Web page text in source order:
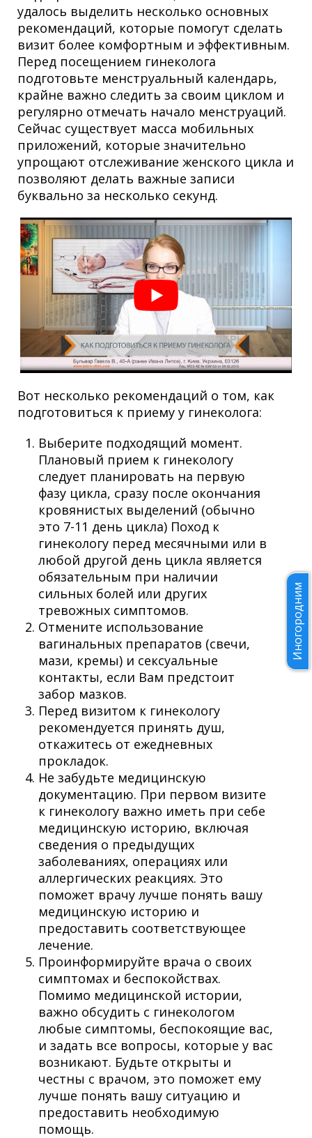
удалось выделить несколько основных
рекомендаций, которые помогут сделать
визит более комфортным и эффективным.
Перед посещением гинеколога
подготовьте менструальный календарь,
крайне важно следить за своим циклом и
регулярно отмечать начало менструаций.
Сейчас существует масса мобильных
приложений, которые значительно
упрощают отслеживание женского цикла и
позволяют делать важные записи
буквально за несколько секунд.
Вот несколько рекомендаций о том, как
подготовиться к приему у гинеколога:
Выберите подходящий момент.
Плановый прием к гинекологу
следует планировать на первую
фазу цикла, сразу после окончания
кровянистых выделений (обычно
это 7-11 день цикла) Поход к
гинекологу перед месячными или в
любой другой день цикла является
обязательным при наличии
сильных болей или других
тревожных симптомов.
Отмените использование
вагинальных препаратов (свечи,
мази, кремы) и сексуальные
контакты, если Вам предстоит
забор мазков.
Перед визитом к гинекологу
рекомендуется принять душ,
откажитесь от ежедневных
прокладок.
Не забудьте медицинскую
документацию. При первом визите
к гинекологу важно иметь при себе
медицинскую историю, включая
сведения о предыдущих
заболеваниях, операциях или
аллергических реакциях. Это
поможет врачу лучше понять вашу
медицинскую историю и
предоставить соответствующее
лечение.
Проинформируйте врача о своих
симптомах и беспокойствах.
Помимо медицинской истории,
важно обсудить с гинекологом
любые симптомы, беспокоящие вас,
и задать все вопросы, которые у вас
возникают. Будьте открыты и
честны с врачом, это поможет ему
лучше понять вашу ситуацию и
предоставить необходимую
помощь.
Иногородним